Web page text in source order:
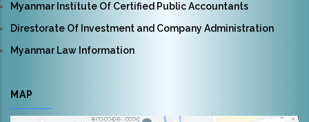
Myanmar Institute Of Certified Public Accountants
Direstorate Of Investment and Company Administration
Myanmar Law Information
MAP